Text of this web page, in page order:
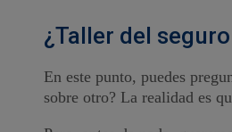
¿Taller del
En este punto, puedes
sobre otro? La realidad es